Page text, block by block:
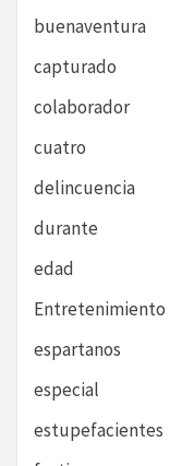
buenaventura
capturado
colaborador
cuatro
delincuencia
durante
edad
Entretenimiento
espartanos
especial
estupefacientes